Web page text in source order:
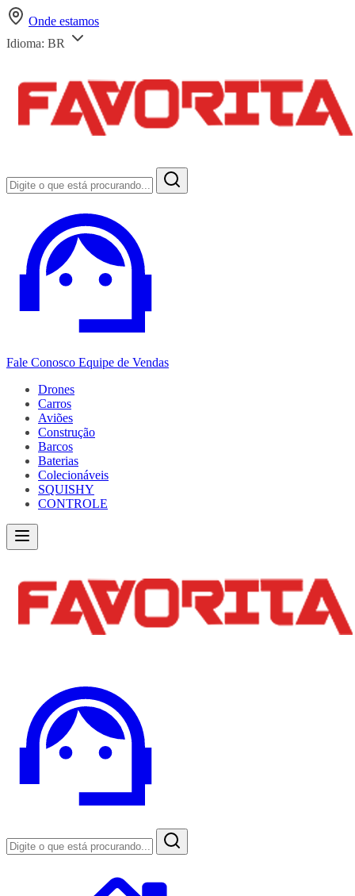
Onde estamos
Idioma: BR
Fale Conosco Equipe de Vendas
Drones
Carros
Aviões
Construção
Barcos
Baterias
Colecionáveis
SQUISHY
CONTROLE